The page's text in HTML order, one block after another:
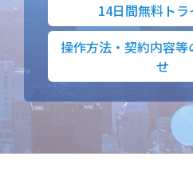
14日間無料ト
操作方法・契約内容等
せ